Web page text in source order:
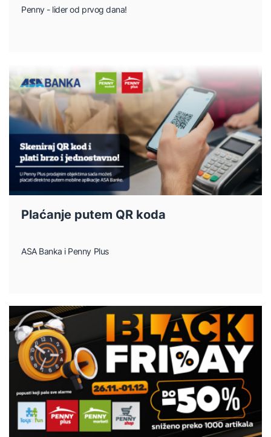
Penny - lider od prvog dana!
Plaćanje putem QR koda
ASA Banka i Penny Plus